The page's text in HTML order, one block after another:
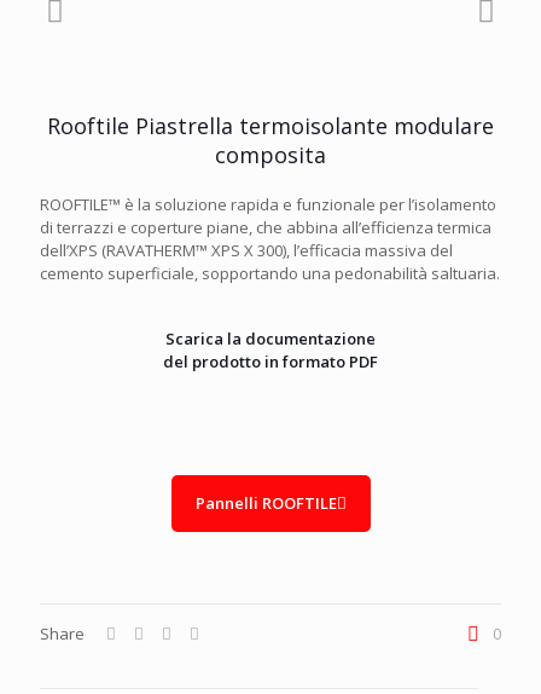
Rooftile Piastrella termoisolante modulare
composita
ROOFTILE™ è la soluzione rapida e funzionale per l’isolamento
di terrazzi e coperture piane, che abbina all’efficienza termica
dell’XPS (RAVATHERM™ XPS X 300), l’efficacia massiva del
cemento superficiale, sopportando una pedonabilità saltuaria.
Scarica la documentazione
del prodotto in formato PDF
Pannelli ROOFTILE
Share 0